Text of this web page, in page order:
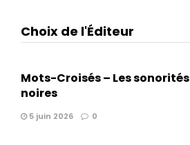
Choix de l'Éditeur
Mots-Croisés – Les sonorités
noires
5 juin 2026 0